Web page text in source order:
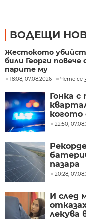
ВОДЕЩИ
Жестокото
били Георги
парите му
18:08, 07.08.2026 Чете се
Гонка
когото
22:50,
пазара
20:28,
И след
лекува